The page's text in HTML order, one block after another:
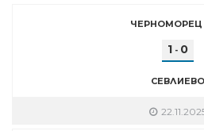
ЧЕРНОМОРЕЦ
1 - 0
СЕВЛИЕВО